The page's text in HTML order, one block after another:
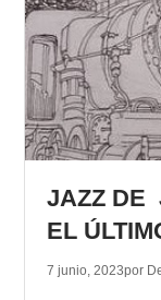
JAZZ DE
EL
7 junio, 2023por